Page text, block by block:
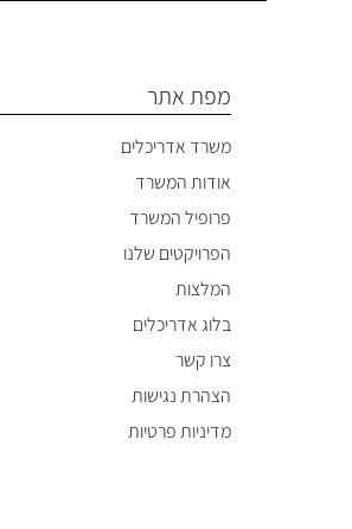
מפת אתר
משרד אדריכלים
אודות המשרד
פרופיל המשרד
הפרויקטים שלנו
המלצות
בלוג אדריכלים
צרו קשר
הצהרת נגישות
מדיניות פרטיות